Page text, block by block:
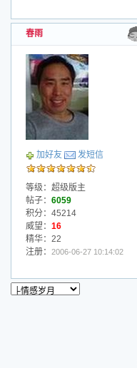
春雨
加好友 发短信
等级：超级版主
帖子： 6059
积分：45214
威望： 16
精华：22
注册： 2006-06-27 10:14:02